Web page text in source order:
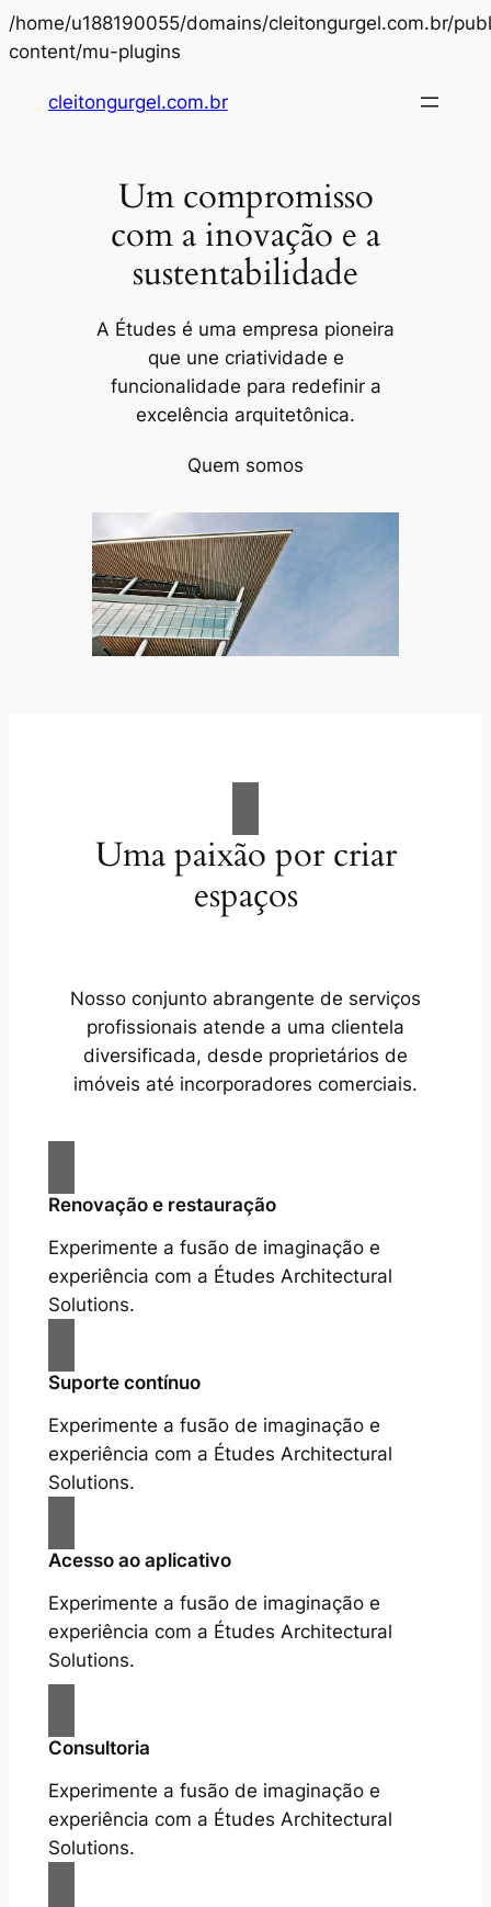
/home/u188190055/domains/cleitongurgel.com.br/
content/mu-plugins
o
cleitongurgel.com.br
Um compromisso
com a inovação e a
sustentabilidade
A Études é uma empresa pioneira
que une criatividade e
funcionalidade para redefinir a
excelência arquitetônica.
Quem somos
Uma paixão por criar
espaços
Nosso conjunto abrangente de serviços
profissionais atende a uma clientela
diversificada, desde proprietários de
imóveis até incorporadores comerciais.
Renovação e restauração
Experimente a fusão de imaginação e
experiência com a Études Architectural
Solutions.
Suporte contínuo
Experimente a fusão de imaginação e
experiência com a Études Architectural
Solutions.
Acesso ao aplicativo
Experimente a fusão de imaginação e
experiência com a Études Architectural
Solutions.
Consultoria
Experimente a fusão de imaginação e
experiência com a Études Architectural
Solutions.